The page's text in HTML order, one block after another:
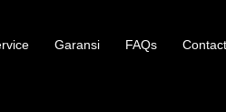
Garansi FAQs Contact